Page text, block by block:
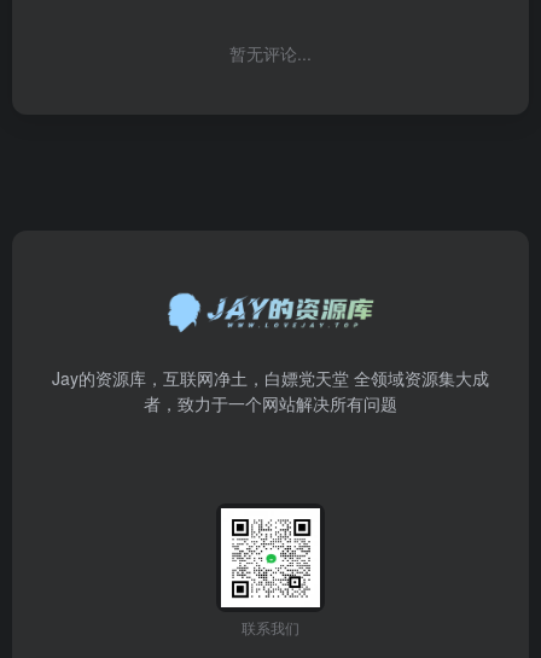
暂无评论...
Jay的资源库，互联网净土，白嫖党天堂 全领域资源集大成
者，致力于一个网站解决所有问题
联系我们